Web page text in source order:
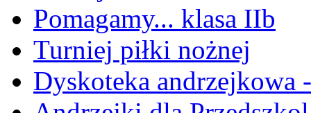
Pomagamy... klasa IIb
Turniej piłki nożnej
Dyskoteka andrzejkowa